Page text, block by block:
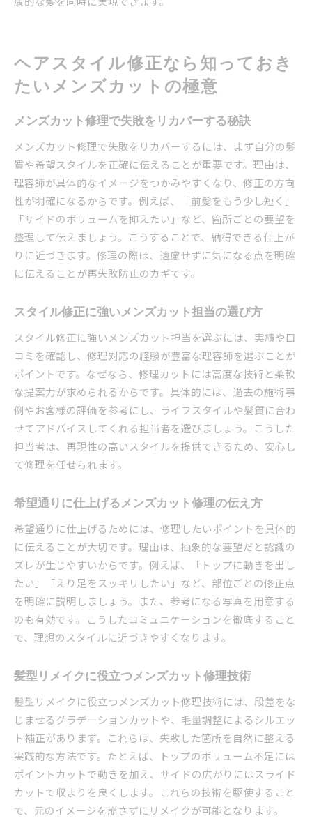
ヘアスタイル修正なら知っておき
たいメンズカットの極意
メンズカット修理で失敗をリカバーする秘訣
メンズカット修理で失敗をリカバーするには、まず自分の髪
質や希望スタイルを正確に伝えることが重要です。理由は、
理容師が具体的なイメージをつかみやすくなり、修正の方向
性が明確になるからです。例えば、「前髪をもう少し短く」
「サイドのボリュームを抑えたい」など、箇所ごとの要望を
整理して伝えましょう。こうすることで、納得できる仕上が
りに近づきます。修理の際は、遠慮せずに気になる点を明確
に伝えることが再失敗防止のカギです。
スタイル修正に強いメンズカット担当の選び方
スタイル修正に強いメンズカット担当を選ぶには、実績や口
コミを確認し、修理対応の経験が豊富な理容師を選ぶことが
ポイントです。なぜなら、修理カットには高度な技術と柔軟
な提案力が求められるからです。具体的には、過去の施術事
例やお客様の評価を参考にし、ライフスタイルや髪質に合わ
せてアドバイスしてくれる担当者を選びましょう。こうした
担当者は、再現性の高いスタイルを提供できるため、安心し
て修理を任せられます。
希望通りに仕上げるメンズカット修理の伝え方
希望通りに仕上げるためには、修理したいポイントを具体的
に伝えることが大切です。理由は、抽象的な要望だと認識の
ズレが生じやすいからです。例えば、「トップに動きを出し
たい」「えり足をスッキリしたい」など、部位ごとの修正点
を明確に説明しましょう。また、参考になる写真を用意する
のも有効です。こうしたコミュニケーションを徹底すること
で、理想のスタイルに近づきやすくなります。
髪型リメイクに役立つメンズカット修理技術
髪型リメイクに役立つメンズカット修理技術には、段差をな
じませるグラデーションカットや、毛量調整によるシルエッ
ト補正があります。これらは、失敗した箇所を自然に整える
実践的な方法です。たとえば、トップのボリューム不足には
ポイントカットで動きを加え、サイドの広がりにはスライド
カットで収まりを良くします。これらの技術を駆使すること
で、元のイメージを崩さずにリメイクが可能となります。